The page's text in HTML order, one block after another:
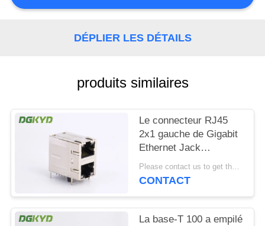
POLITIQUE
MATIÈRE
DE
PROTECTION
DÉPLIER LES DÉTAILS
produits similaires
Le connecteur RJ45
2x1 gauche de Gigabit
Ethernet Jack
modulaire 2 a
compensé le St/Jk
Please contact us to get the latest price. MOQ:1 morceau
CONTACT
La base-T 100 a empilé